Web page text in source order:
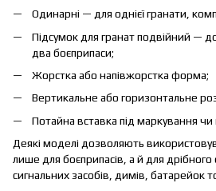
Одинарні — для однієї гранати,
Підсумок для гранат подвійний —
два боєприпаси;
Жорстка або напівжорстка форма;
Вертикальне або горизонтальне
Потайна вставка під маркування чи
Деякі моделі дозволяють
лише для боєприпасів, а й для
сигнальних засобів, димів, батарейок